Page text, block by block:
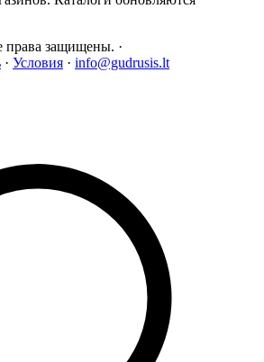
права защищены. ·
· Условия · info@gudrusis.lt